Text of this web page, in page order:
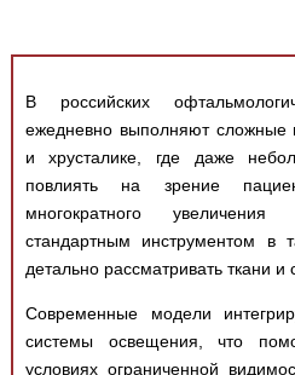
В российских
ежедневно выполняют сложные
и хрусталике, где даже
повлиять на зрение
многократного
стандартным инструментом в
детально рассматривать ткани и
Современные модели
системы освещения, что
условиях ограниченной